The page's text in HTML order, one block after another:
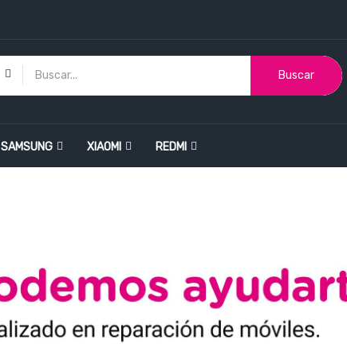
Buscar
SAMSUNG XIAOMI REDMI